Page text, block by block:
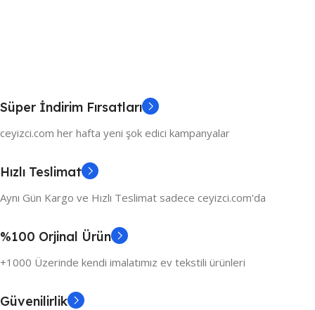
Süper İndirim Fırsatları
ceyizci.com her hafta yeni şok edici kampanyalar
Hızlı Teslimat
Aynı Gün Kargo ve Hızlı Teslimat sadece ceyizci.com'da
%100 Orjinal Ürün
+1000 Üzerinde kendi imalatımız ev tekstili ürünleri
Güvenilirlik